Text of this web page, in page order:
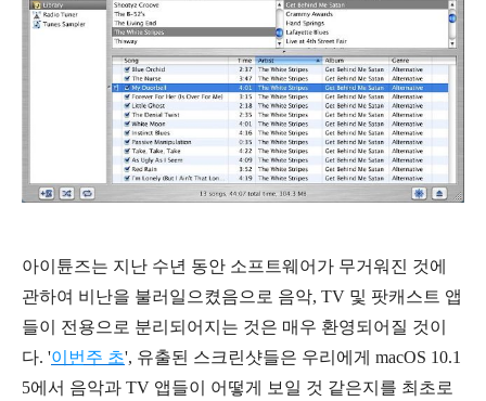
아이튠즈는 지난 수년 동안 소프트웨어가 무거워진 것에
관하여 비난을 불러일으켰음으로 음악, TV 및 팟캐스트 앱
들이 전용으로 분리되어지는 것은 매우 환영되어질 것이
다. '이번주 초', 유출된 스크린샷들은 우리에게 macOS 10.1
5에서 음악과 TV 앱들이 어떻게 보일 것 같은지를 최초로